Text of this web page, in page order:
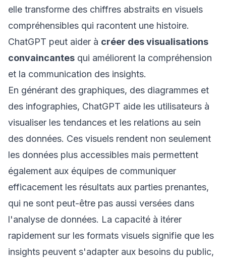
elle transforme des chiffres abstraits en visuels
compréhensibles qui racontent une histoire.
ChatGPT peut aider à créer des visualisations
convaincantes qui améliorent la compréhension
et la communication des insights.
En générant des graphiques, des diagrammes et
des infographies, ChatGPT aide les utilisateurs à
visualiser les tendances et les relations au sein
des données. Ces visuels rendent non seulement
les données plus accessibles mais permettent
également aux équipes de communiquer
efficacement les résultats aux parties prenantes,
qui ne sont peut-être pas aussi versées dans
l'analyse de données. La capacité à itérer
rapidement sur les formats visuels signifie que les
insights peuvent s'adapter aux besoins du public,